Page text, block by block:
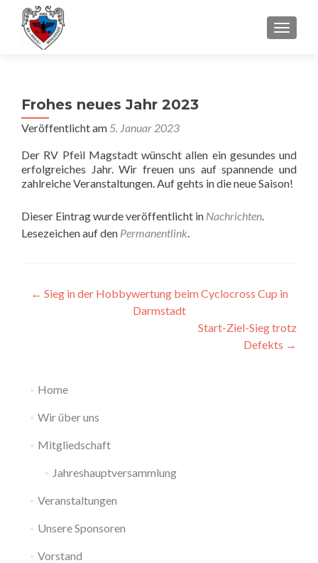
Frohes neues Jahr 2023
Veröffentlicht am 5. Januar 2023
Der RV Pfeil Magstadt wünscht allen ein gesundes und
erfolgreiches Jahr. Wir freuen uns auf spannende und
zahlreiche Veranstaltungen. Auf gehts in die neue Saison!
Dieser Eintrag wurde veröffentlicht in Nachrichten.
Lesezeichen auf den Permanentlink.
Beitragsnavigation
← Sieg in der Hobbywertung beim Cyclocross Cup in
Darmstadt
Start-Ziel-Sieg trotz
Defekts →
Home
Wir über uns
Mitgliedschaft
Jahreshauptversammlung
Veranstaltungen
Unsere Sponsoren
Vorstand